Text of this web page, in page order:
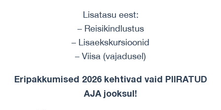
Lisatasu eest:
– Reisikindlustus
– Lisaekskursioonid
– Viisa (vajadusel)
Eripakkumised 2026 kehtivad vaid PIIRATUD
AJA jooksul!